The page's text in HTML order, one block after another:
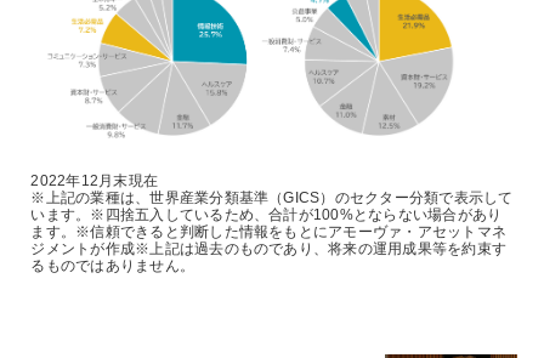
2022年12月末現在
※上記の業種は、世界産業分類基準（GICS）のセクター分類で表示して
います。※四捨五入しているため、合計が100%とならない場合があり
ます。※信頼できると判断した情報をもとにアモーヴァ・アセットマネ
ジメントが作成※上記は過去のものであり、将来の運用成果等を約束す
るものではありません。